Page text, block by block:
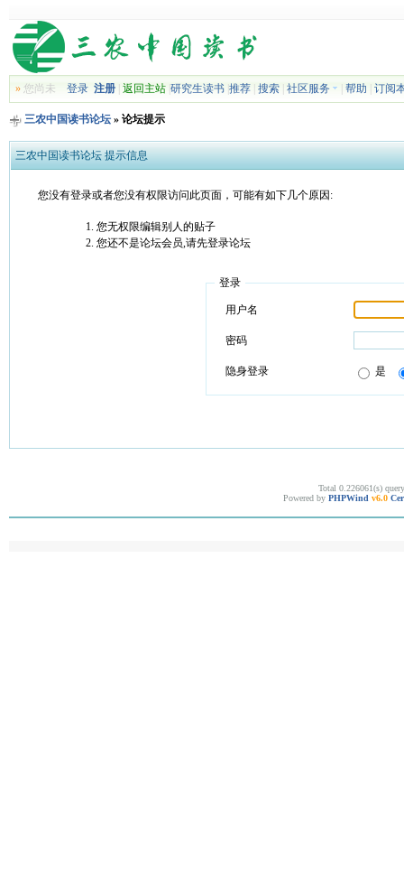
»您尚未 登录 注册| 返回主站| 研究生读书| 推荐| 搜索| 社区服务 帮助 订阅
三农中国读书论坛» 论坛提示
三农中国读书论坛 提示信息
您没有登录或者您没有权限访问此页面，可能有如下几个原因:
您无权限编辑别人的贴子
您还不是论坛会员,请先登录论坛
登录
用户名
密码
隐身登录 是
Total 0.226061(s)
Powered by PHPWind v6.0